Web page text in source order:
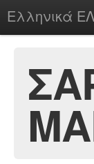
Ελληνικά
chesstu.be @
Login